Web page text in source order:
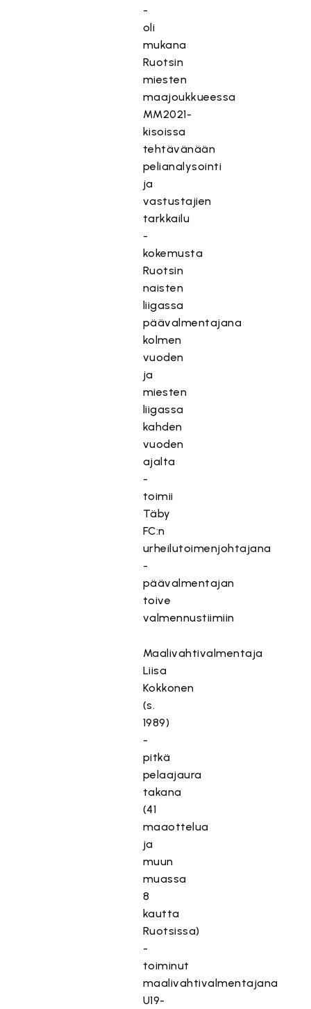
-
oli
mukana
Ruotsin
miesten
maajoukkueessa
MM2021-
kisoissa
tehtävänään
pelianalysointi
ja
vastustajien
tarkkailu
-
kokemusta
Ruotsin
naisten
liigassa
päävalmentajana
kolmen
vuoden
ja
miesten
liigassa
kahden
vuoden
ajalta
-
toimii
Täby
FC:n
urheilutoimenjohtajana
-
päävalmentajan
toive
valmennustiimiin
Maalivahtivalmentaja
Liisa
Kokkonen
(s.
1989)
-
pitkä
pelaajaura
takana
(41
maaottelua
ja
muun
muassa
8
kautta
Ruotsissa)
-
toiminut
maalivahtivalmentajana
U19-